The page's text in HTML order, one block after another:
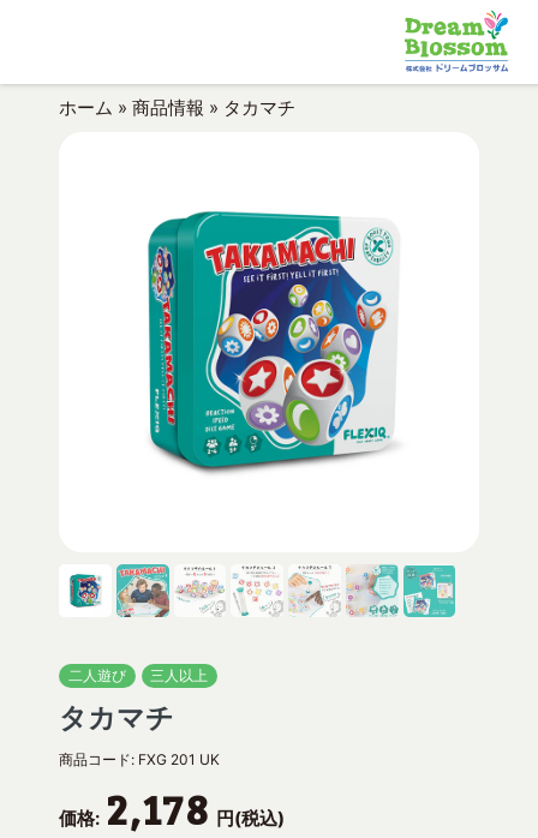
ホーム » 商品情報 » タカマチ
二人遊び 三人以上
タカマチ
商品コード: FXG 201 UK
価格: 2,178 円(税込)